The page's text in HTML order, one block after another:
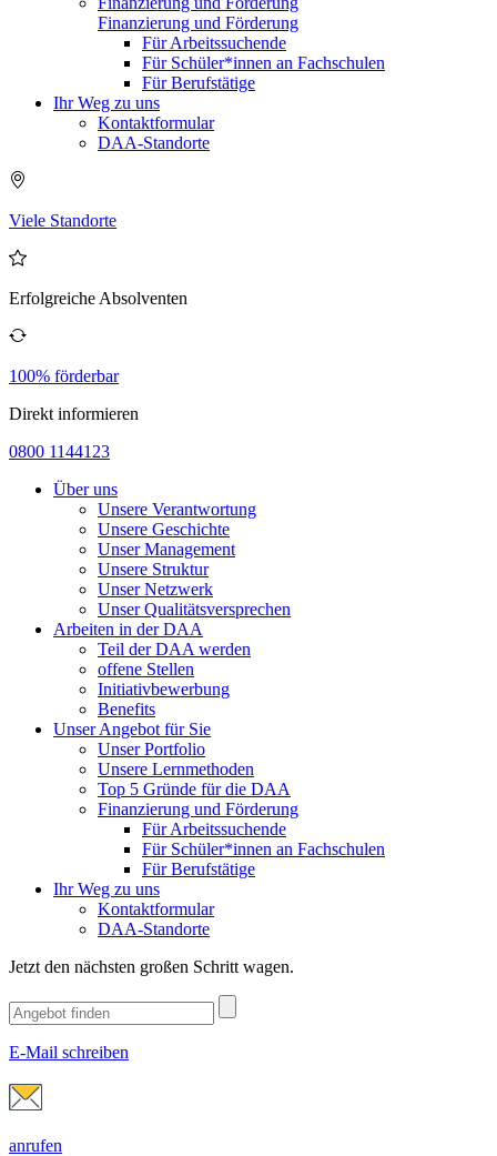
Finanzierung und Förderung
Für Arbeitssuchende
Für Schüler*innen an Fachschulen
Für Berufstätige
Ihr Weg zu uns
Kontaktformular
DAA-Standorte
Viele Standorte
Erfolgreiche Absolventen
100% förderbar
Direkt informieren
0800 1144123
Über uns
Unsere Verantwortung
Unsere Geschichte
Unser Management
Unsere Struktur
Unser Netzwerk
Unser Qualitätsversprechen
Arbeiten in der DAA
Teil der DAA werden
offene Stellen
Initiativbewerbung
Benefits
Unser Angebot für Sie
Unser Portfolio
Unsere Lernmethoden
Top 5 Gründe für die DAA
Finanzierung und Förderung
Für Arbeitssuchende
Für Schüler*innen an Fachschulen
Für Berufstätige
Ihr Weg zu uns
Kontaktformular
DAA-Standorte
Jetzt den nächsten großen Schritt wagen.
E-Mail schreiben
anrufen